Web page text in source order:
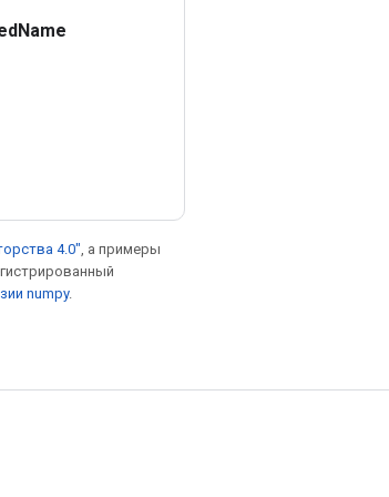
Name
4.0" , а примеры
numpy.